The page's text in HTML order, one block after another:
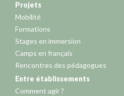
Projets
Mobilité
Formations
Stages en immersion
Camps en français
Rencontres des pédagogues
Entre établissements
Comment agir ?